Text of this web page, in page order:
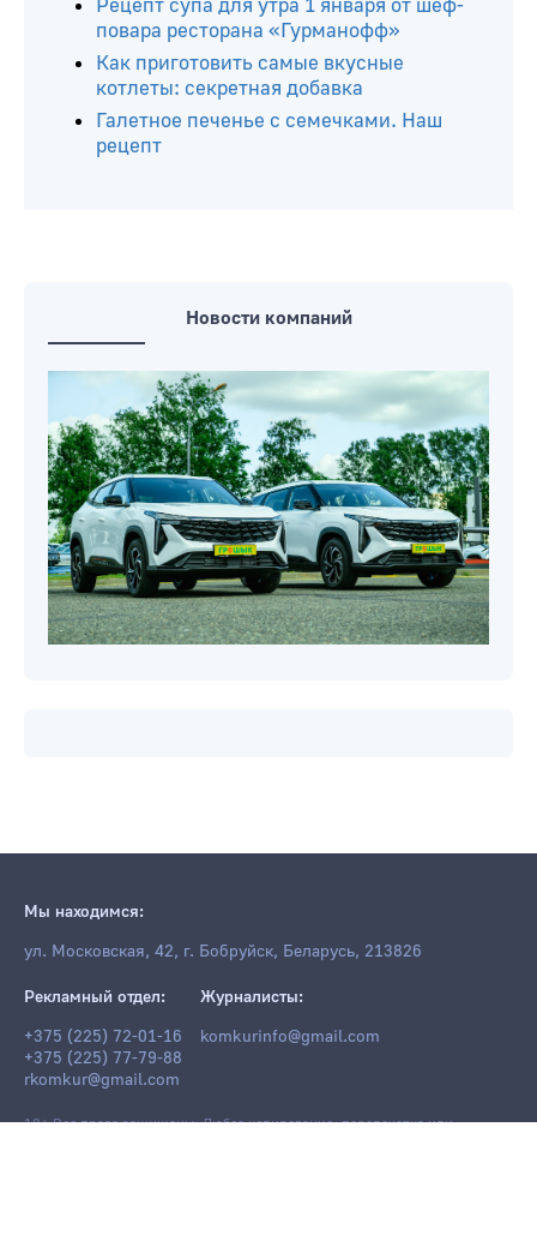
Рецепт супа для утра 1 января от шеф-
повара ресторана «Гурманофф»
Как приготовить самые вкусные
котлеты: секретная добавка
Галетное печенье с семечками. Наш
рецепт
Новости компаний
Мы находимся:
ул. Московская, 42, г. Бобруйск, Беларусь, 213826
Рекламный отдел:
+375 (225) 72-01-16
+375 (225) 77-79-88
rkomkur@gmail.com
Журналисты:
komkurinfo@gmail.com
18+ Все права защищены. Любое копирование, перепечатка или